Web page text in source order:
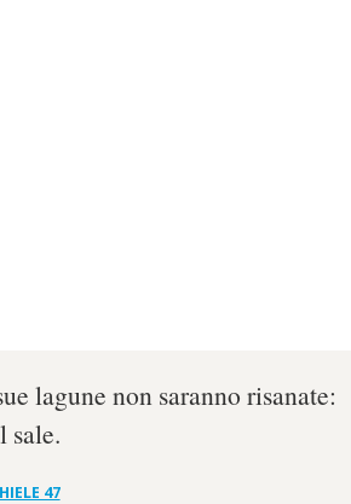
lagune non saranno risanate:
sale.
47